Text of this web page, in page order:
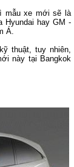
mẫu xe mới sẽ là
Hyundai hay GM -
Á.
thuật, tuy nhiên,
này tại Bangkok